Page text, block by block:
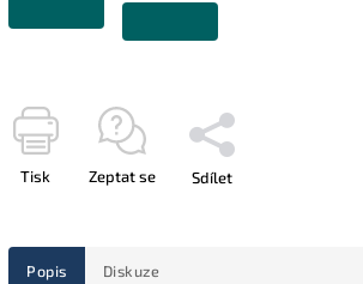
Tisk Zeptat se Sdílet
Popis Diskuze